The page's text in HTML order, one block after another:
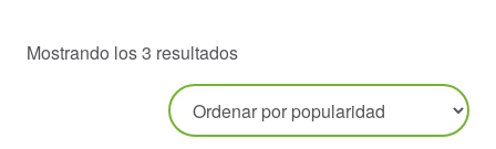
Mostrando los 3 resultadosOrdenado
por
popularidad